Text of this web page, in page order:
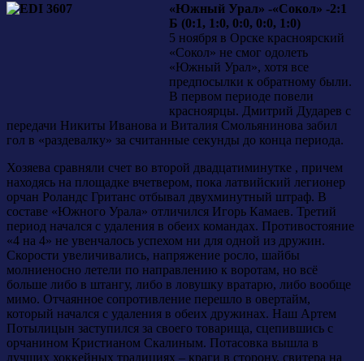
«Южный Урал» -«Сокол» -2:1
Б (0:1, 1:0, 0:0, 0:0, 1:0)
5 ноября в Орске красноярский
«Сокол» не смог одолеть
«Южный Урал», хотя все
предпосылки к обратному были.
В первом периоде повели
красноярцы. Дмитрий Дударев с
передачи Никиты Иванова и Виталия Смольянинова забил
гол в «раздевалку» за считанные секунды до конца периода.
Хозяева сравняли счет во второй двадцатиминутке , причем
находясь на площадке вчетвером, пока латвийский легионер
орчан Роландс Гританс отбывал двухминутный штраф. В
составе «Южного Урала» отличился Игорь Камаев. Третий
период начался с удаления в обеих командах. Противостояние
«4 на 4» не увенчалось успехом ни для одной из дружин.
Скорости увеличивались, напряжение росло, шайбы
молниеносно летели по направлению к воротам, но всё
больше либо в штангу, либо в ловушку вратарю, либо вообще
мимо. Отчаянное сопротивление перешло в овертайм,
который начался с удаления в обеих дружинах. Наш Артем
Потылицын заступился за своего товарища, сцепившись с
орчанином Кристианом Скалиным. Потасовка вышла в
лучших хоккейных традициях – краги в сторону, свитера на